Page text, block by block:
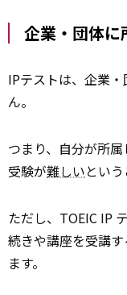
企業・団体に
IPテストは、企業・
ん。
つまり、自分が所
受験が難しいという
ただし、TOEIC IP
続きや講座を受講
ます。